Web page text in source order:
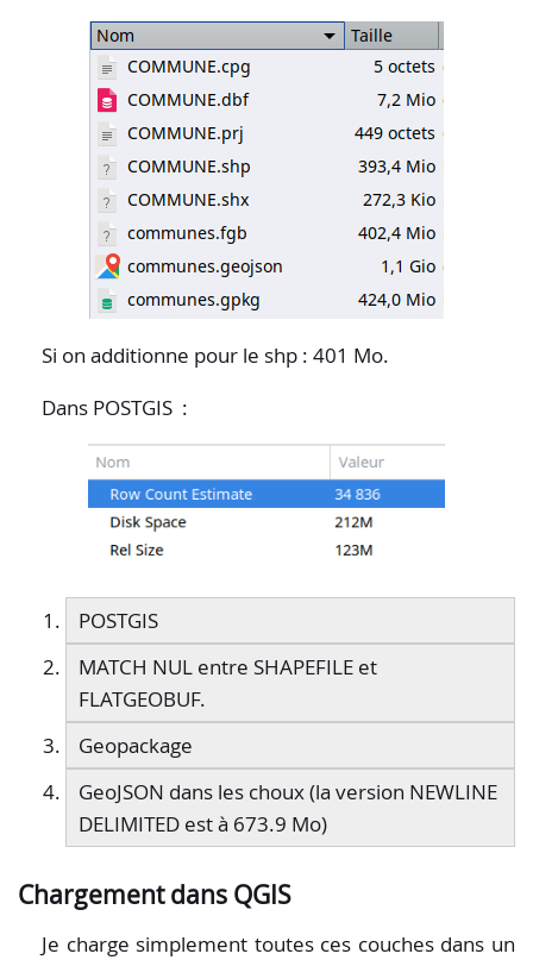
Si on additionne pour le shp : 401 Mo.
Dans POSTGIS :
POSTGIS
MATCH NUL entre SHAPEFILE et
FLATGEOBUF.
Geopackage
GeoJSON dans les choux (la version NEWLINE
DELIMITED est à 673.9 Mo)
Chargement dans QGIS
Je charge simplement toutes ces couches dans un